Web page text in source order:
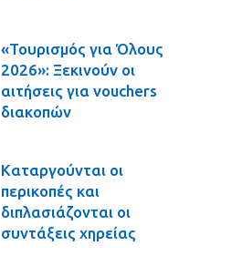
«Τουρισμός για Όλους
2026»: Ξεκινούν οι
αιτήσεις για vouchers
διακοπών
Καταργούνται οι
περικοπές και
διπλασιάζονται οι
συντάξεις χηρείας